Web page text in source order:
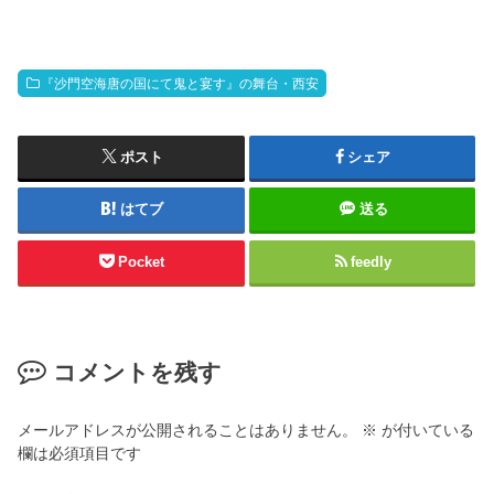
『沙門空海唐の国にて鬼と宴す』の舞台・西安
ポスト シェア
はてブ 送る
Pocket feedly
コメントを残す
メールアドレスが公開されることはありません。 ※ が付いている
欄は必須項目です